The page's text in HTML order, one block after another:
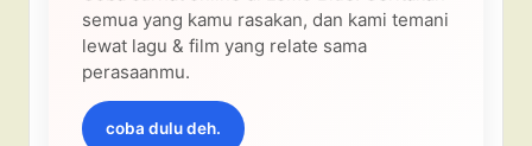
semua yang kamu rasakan, dan kami temani
lewat lagu & film yang relate sama
perasaanmu.
coba dulu deh.